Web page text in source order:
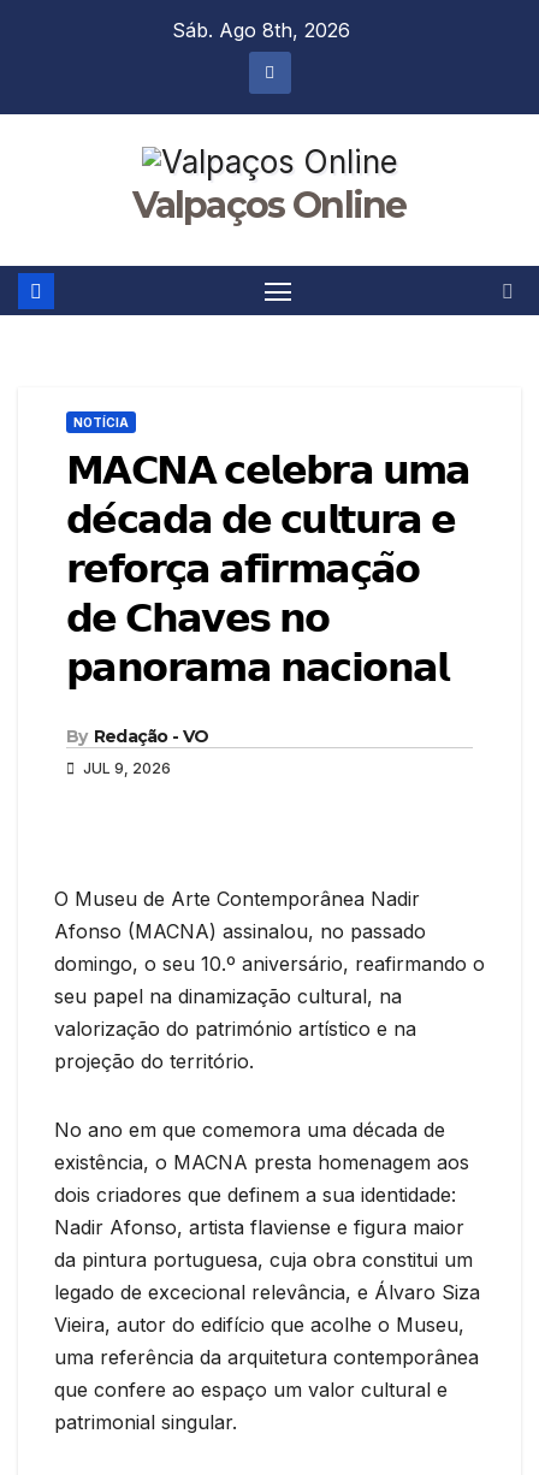
Sáb. Ago 8th, 2026
Valpaços Online
NOTÍCIA
𝗠𝗔𝗖𝗡𝗔 𝗰𝗲𝗹𝗲𝗯𝗿𝗮 𝘂𝗺𝗮
𝗱𝗲́𝗰𝗮𝗱𝗮 𝗱𝗲 𝗰𝘂𝗹𝘁𝘂𝗿𝗮 𝗲
𝗿𝗲𝗳𝗼𝗿𝗰̧𝗮 𝗮𝗳𝗶𝗿𝗺𝗮𝗰̧𝗮̃𝗼
𝗱𝗲 𝗖𝗵𝗮𝘃𝗲𝘀 𝗻𝗼
𝗽𝗮𝗻𝗼𝗿𝗮𝗺𝗮 𝗻𝗮𝗰𝗶𝗼𝗻𝗮𝗹
By Redação - VO
JUL 9, 2026
O Museu de Arte Contemporânea Nadir
Afonso (MACNA) assinalou, no passado
domingo, o seu 10.º aniversário, reafirmando o
seu papel na dinamização cultural, na
valorização do património artístico e na
projeção do território.
No ano em que comemora uma década de
existência, o MACNA presta homenagem aos
dois criadores que definem a sua identidade:
Nadir Afonso, artista flaviense e figura maior
da pintura portuguesa, cuja obra constitui um
legado de excecional relevância, e Álvaro Siza
Vieira, autor do edifício que acolhe o Museu,
uma referência da arquitetura contemporânea
que confere ao espaço um valor cultural e
patrimonial singular.